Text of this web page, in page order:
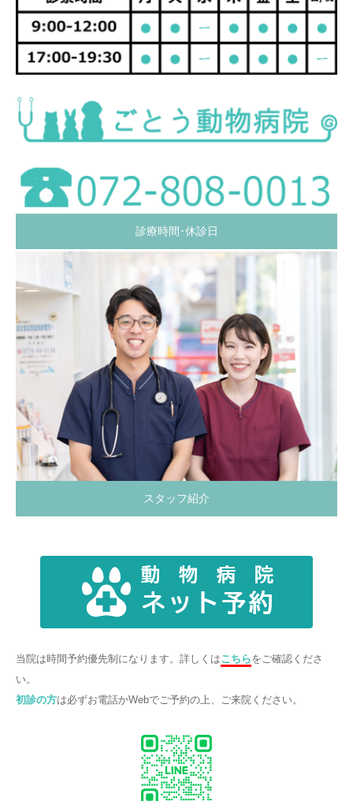
診療時間･休診日
スタッフ紹介
当院は時間予約優先制になります。詳しくはこちらをご確認くださ
い。
初診の方は必ずお電話かWebでご予約の上、ご来院ください。